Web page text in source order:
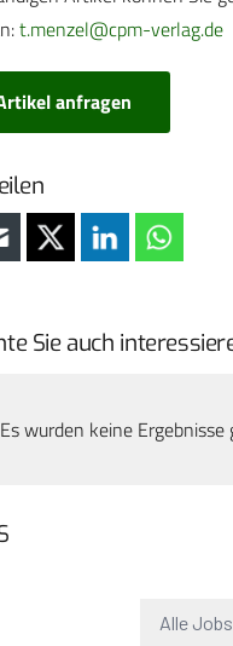
t.menzel@cpm-verlag.de
anfragen
Sie auch
Es wurden keine Ergebnisse